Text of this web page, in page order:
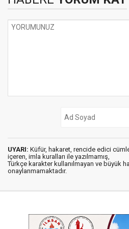
UYARI: Küfür, hakaret, rencide edici
içeren, imla kuralları ile yazılmamış,
Türkçe karakter kullanılmayan ve büyük
onaylanmamaktadır.